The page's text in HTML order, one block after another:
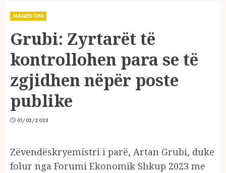
MAQEDONI
Grubi: Zyrtarët të
kontrollohen para se të
zgjidhen nëpër poste
publike
01/03/2023
Zëvendëskryemistri i parë, Artan Grubi, duke
folur nga Forumi Ekonomik Shkup 2023 me